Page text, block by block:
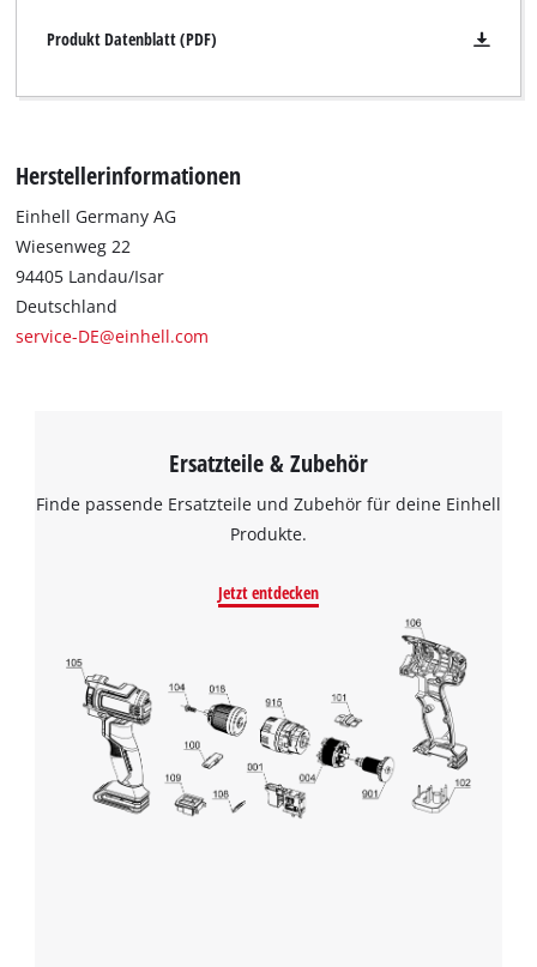
Produkt Datenblatt (PDF)
Herstellerinformationen
Einhell Germany AG
Wiesenweg 22
94405 Landau/Isar
Deutschland
service-DE@einhell.com
Ersatzteile & Zubehör
Finde passende Ersatzteile und Zubehör für deine Einhell
Produkte.
Jetzt entdecken